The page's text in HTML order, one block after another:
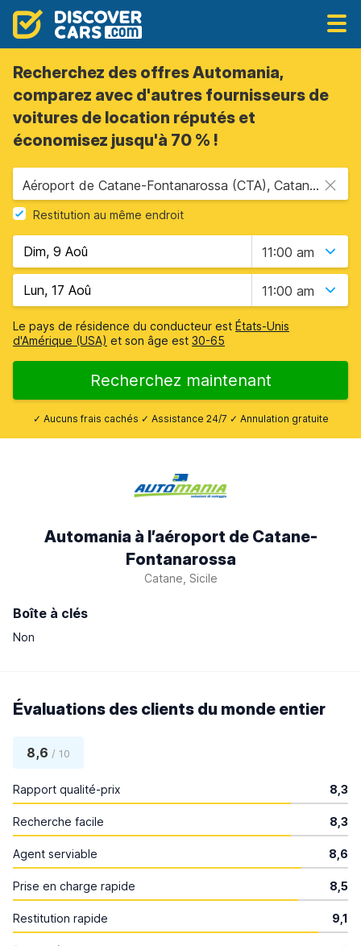
Recherchez des offres Automania,
comparez avec d'autres fournisseurs de
voitures de location réputés et
économisez jusqu'à 70 % !
Aéroport de Catane-Fontanarossa (CTA), Catane, Sicile
Restitution au même endroit
11:00 am
11:00 am
Le pays de résidence du conducteur est États-Unis
d'Amérique (USA) et son âge est 30-65
Recherchez maintenant
✓ Aucuns frais cachés ✓ Assistance 24/7 ✓ Annulation gratuite
Automania à l’aéroport de Catane-
Fontanarossa
Catane, Sicile
Boîte à clés
Non
Évaluations des clients du monde entier
8,6 / 10
Rapport qualité-prix 8,3
Recherche facile 8,3
Agent serviable 8,6
Prise en charge rapide 8,5
Restitution rapide 9,1